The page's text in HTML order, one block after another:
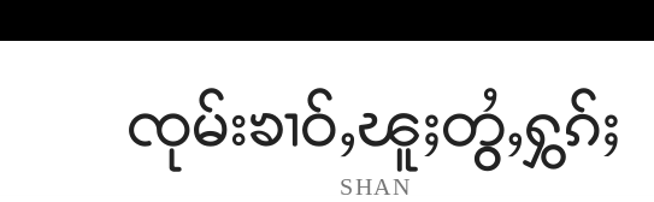
ၸုမ်းၶၢဝ်ႇၽူႈတွႆႇႁွၵ်ႈ
SHAN